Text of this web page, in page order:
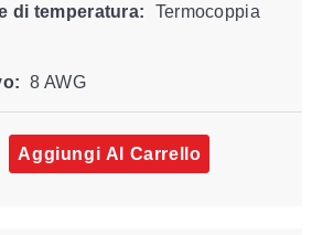
di temperatura:
Termocoppia
8 AWG
Aggiungi Al Carrello